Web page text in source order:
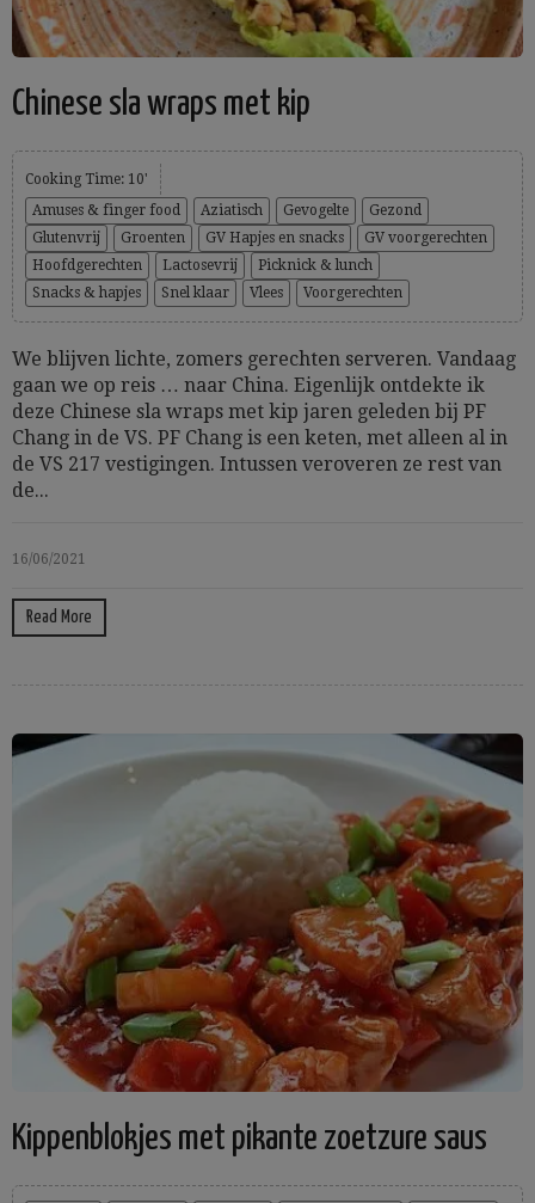
Chinese sla wraps met kip
Cooking Time: 10'
Amuses & finger food
Aziatisch Gevogelte
Gezond
Glutenvrij
Groenten GV Hapjes en snacks
GV voorgerechten
Hoofdgerechten
Lactosevrij
Picknick & lunch
Snacks & hapjes
Snel klaar Vlees Voorgerechten
We blijven lichte, zomers gerechten serveren. Vandaag
gaan we op reis … naar China. Eigenlijk ontdekte ik
deze Chinese sla wraps met kip jaren geleden bij PF
Chang in de VS. PF Chang is een keten, met alleen al in
de VS 217 vestigingen. Intussen veroveren ze rest van
de...
16/06/2021
Read More
Kippenblokjes met pikante zoetzure saus